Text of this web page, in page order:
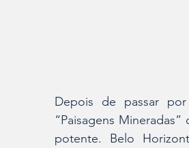
Depois de passar
“Paisagens
potente. Belo